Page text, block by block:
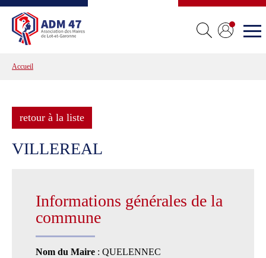
Accueil
retour à la liste
VILLEREAL
Informations générales de la
commune
Nom du Maire : QUELENNEC